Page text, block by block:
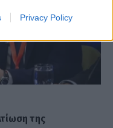
Privacy Policy
της